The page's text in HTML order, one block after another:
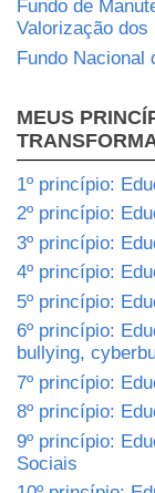
Fundo de
Valorização
Fundo Nacional
MEUS
1º princípio:
2º princípio:
3º princípio:
4º princípio:
5º princípio:
6º princípio:
bullying,
7º princípio:
8º princípio:
9º princípio:
Sociais